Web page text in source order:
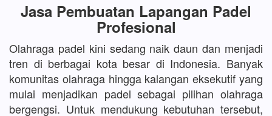
Jasa Pembuatan Lapangan Padel
Profesional
Olahraga padel kini sedang naik daun dan menjadi
tren di berbagai kota besar di Indonesia. Banyak
komunitas olahraga hingga kalangan eksekutif yang
mulai menjadikan padel sebagai pilihan olahraga
bergengsi. Untuk mendukung kebutuhan tersebut,